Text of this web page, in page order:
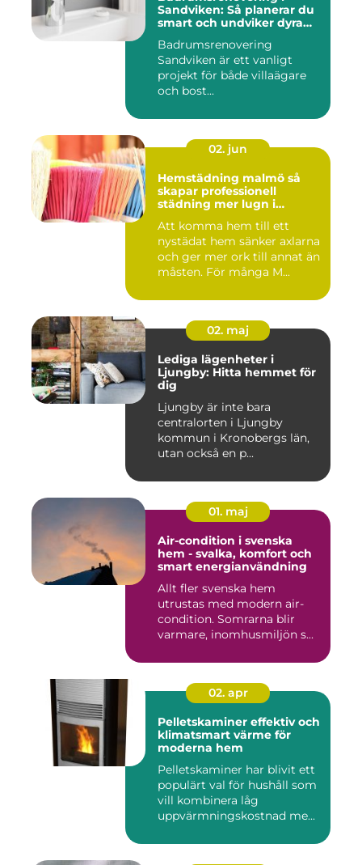
Sandviken: Så planerar du
smart och undviker dyra
Badrumsrenovering
Sandviken är ett vanligt
projekt för både villaägare
och bost...
02. jun
Hemstädning malmö så
skapar professionell
städning mer lugn i
Att komma hem till ett
nystädat hem sänker axlarna
och ger mer ork till annat än
måsten. För många M...
02. maj
Lediga lägenheter i
Ljungby: Hitta hemmet för
dig
Ljungby är inte bara
centralorten i Ljungby
kommun i Kronobergs län,
utan också en p...
01. maj
Air-condition i svenska
hem - svalka, komfort och
smart energianvändning
Allt fler svenska hem
utrustas med modern air-
condition. Somrarna blir
varmare, inomhusmiljön s...
02. apr
Pelletskaminer effektiv och
klimatsmart värme för
moderna hem
Pelletskaminer har blivit ett
populärt val för hushåll som
vill kombinera låg
uppvärmningskostnad me...